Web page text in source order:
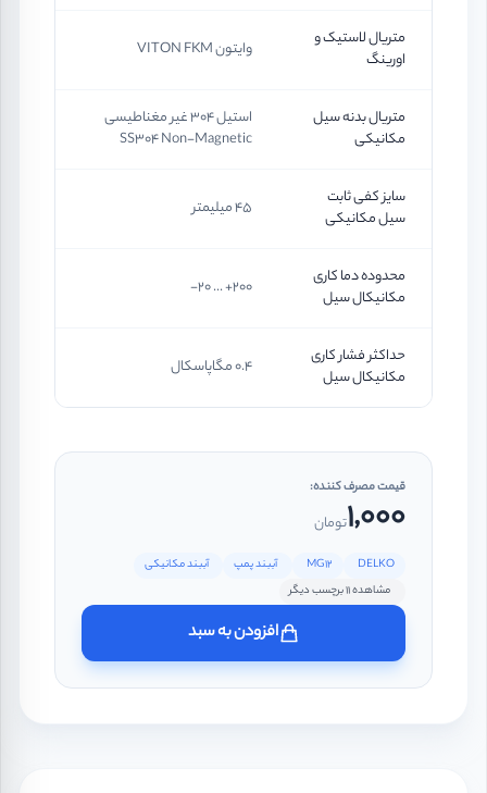
متریال لاستیک و
اورینگ
وایتون VITON FKM
متریال بدنه سیل
مکانیکی
استیل 304 غیر مغناطیسی
SS304 Non-Magnetic
سایز کفی ثابت
سیل مکانیکی
45 میلیمتر
محدوده دما کاری
مکانیکال سیل
200+ ... 20-
حداکثر فشار کاری
مکانیکال سیل
0.4 مگاپاسکال
قیمت مصرف کننده:
1,000تومان
DELKO
MG12 آببند پمپ
آببند مکانیکی
مشاهده 11 برچسب دیگر
افزودن به سبد